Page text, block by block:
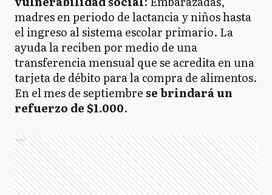
madres en periodo de lactancia y niños hasta
el ingreso al sistema escolar primario. La
ayuda la reciben por medio de una
transferencia mensual que se acredita en una
tarjeta de débito para la compra de alimentos.
En el mes de septiembre se brindará un
refuerzo de $1.000.
Ads